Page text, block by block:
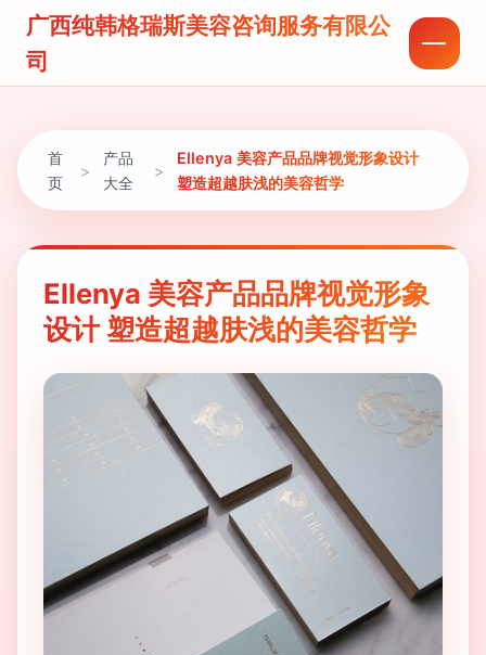
广西纯韩格瑞斯美容咨询服务有限公
司
首
页
>
产品
大全
>
Ellenya 美容产品品牌视觉形象设计
塑造超越肤浅的美容哲学
Ellenya 美容产品品牌视觉形象
设计 塑造超越肤浅的美容哲学